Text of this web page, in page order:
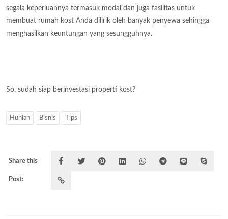
segala keperluannya termasuk modal dan juga fasilitas untuk
membuat rumah kost Anda dilirik oleh banyak penyewa sehingga
menghasilkan keuntungan yang sesungguhnya.
So, sudah siap berinvestasi properti kost?
Hunian Bisnis Tips
Share this
Post: